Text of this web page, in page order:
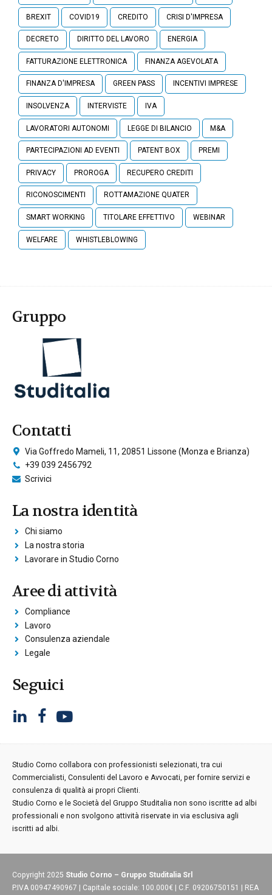
BREXIT COVID19 CREDITO CRISI D'IMPRESA
DECRETO DIRITTO DEL LAVORO ENERGIA
FATTURAZIONE ELETTRONICA FINANZA AGEVOLATA
FINANZA D'IMPRESA GREEN PASS INCENTIVI IMPRESE
INSOLVENZA INTERVISTE IVA
LAVORATORI AUTONOMI LEGGE DI BILANCIO M&A
PARTECIPAZIONI AD EVENTI PATENT BOX PREMI
PRIVACY PROROGA RECUPERO CREDITI
RICONOSCIMENTI ROTTAMAZIONE QUATER
SMART WORKING TITOLARE EFFETTIVO WEBINAR
WELFARE WHISTLEBLOWING
Gruppo
Contatti
Via Goffredo Mameli, 11, 20851 Lissone (Monza e Brianza)
+39 039 2456792
Scrivici
La nostra identità
Chi siamo
La nostra storia
Lavorare in Studio Corno
Aree di attività
Compliance
Lavoro
Consulenza aziendale
Legale
Seguici
Studio Corno collabora con professionisti selezionati, tra cui
Commercialisti, Consulenti del Lavoro e Avvocati, per fornire servizi e
consulenza di qualità ai propri Clienti.
Studio Corno e le Società del Gruppo Studitalia non sono iscritte ad albi
professionali e non svolgono attività riservate in via esclusiva agli
iscritti ad albi.
Copyright 2025 Studio Corno – Gruppo Studitalia Srl
P.IVA 00947490967 | Capitale sociale: 100.000€ | C.F. 09206750151 | REA